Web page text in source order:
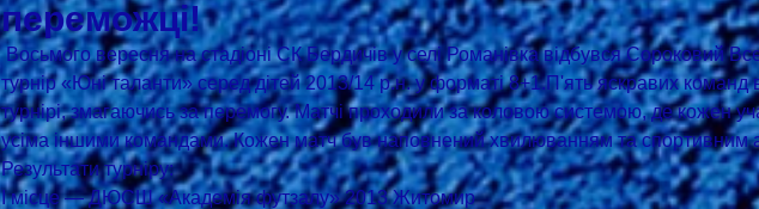
переможці!
Восьмого вересня на стадіоні СК Бердичів у селі Романівка відбувся Сороковий Всеукраїнський
турнір «Юні таланти» серед дітей 2013/14 р.н. у форматі 8+1.П'ять яскравих команд
турнірі, змагаючись за перемогу. Матчі проходили за коловою системою, де кожен
усіма іншими командами. Кожен матч був наповнений хвилюванням та спортивним
Результати турніру:
І місце — ДЮСШ «Академія футзалу» 2013 Житомир